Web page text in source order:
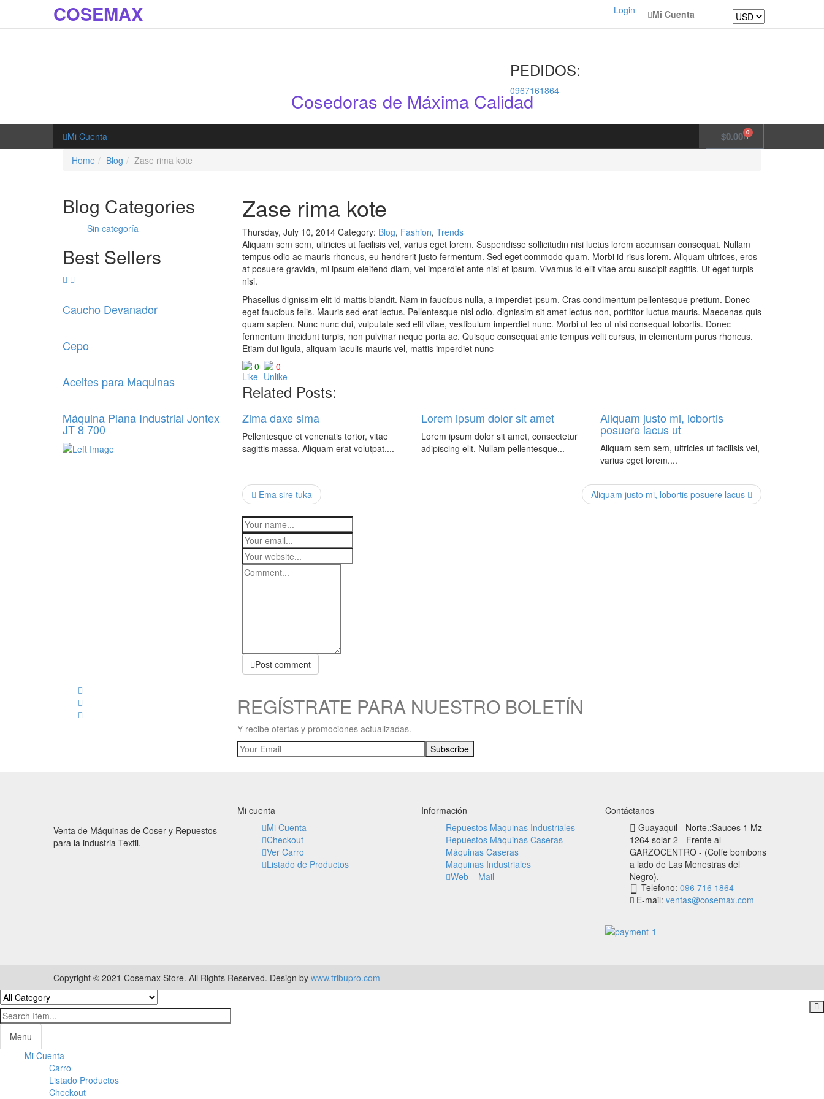
COSEMAX Login Mi Cuenta
PEDIDOS:
0967161864
Cosedoras de Máxima Calidad
Mi Cuenta $0.00 0
Home Blog Zase rima kote
Blog Categories
Sin categoría
Best Sellers
Caucho Devanador
Cepo
Aceites para Maquinas
Máquina Plana Industrial Jontex
JT 8 700
Zase rima kote
Thursday, July 10, 2014 Category: Blog, Fashion, Trends
Aliquam sem sem, ultricies ut facilisis vel, varius eget lorem. Suspendisse sollicitudin nisi luctus lorem accumsan consequat. Nullam
tempus odio ac mauris rhoncus, eu hendrerit justo fermentum. Sed eget commodo quam. Morbi id risus lorem. Aliquam ultrices, eros
at posuere gravida, mi ipsum eleifend diam, vel imperdiet ante nisi et ipsum. Vivamus id elit vitae arcu suscipit sagittis. Ut eget turpis
nisi.
Phasellus dignissim elit id mattis blandit. Nam in faucibus nulla, a imperdiet ipsum. Cras condimentum pellentesque pretium. Donec
eget faucibus felis. Mauris sed erat lectus. Pellentesque nisl odio, dignissim sit amet lectus non, porttitor luctus mauris. Maecenas quis
quam sapien. Nunc nunc dui, vulputate sed elit vitae, vestibulum imperdiet nunc. Morbi ut leo ut nisi consequat lobortis. Donec
fermentum tincidunt turpis, non pulvinar neque porta ac. Quisque consequat ante tempus velit cursus, in elementum purus rhoncus.
Etiam dui ligula, aliquam iaculis mauris vel, mattis imperdiet nunc
0
0
Related Posts:
Zima daxe sima
Pellentesque et venenatis tortor, vitae
sagittis massa. Aliquam erat volutpat....
Lorem ipsum dolor sit amet
Lorem ipsum dolor sit amet, consectetur
adipiscing elit. Nullam pellentesque...
Aliquam justo mi, lobortis
posuere lacus ut
Aliquam sem sem, ultricies ut facilisis vel,
varius eget lorem....
Ema sire tuka Aliquam justo mi, lobortis posuere lacus
Post comment
REGÍSTRATE PARA NUESTRO BOLETÍN
Y recibe ofertas y promociones actualizadas.
Venta de Máquinas de Coser y Repuestos
para la industria Textil.
Mi cuenta
Mi Cuenta
Checkout
Ver Carro
Listado de Productos
Información
Repuestos Maquinas Industriales
Repuestos Máquinas Caseras
Máquinas Caseras
Maquinas Industriales
Web – Mail
Contáctanos
Guayaquil - Norte.:Sauces 1 Mz
1264 solar 2 - Frente al
GARZOCENTRO - (Coffe bombons
a lado de Las Menestras del
Negro).
Telefono: 096 716 1864
E-mail: ventas@cosemax.com
Copyright © 2021 Cosemax Store. All Rights Reserved. Design by www.tribupro.com
Menu
Mi Cuenta
Carro
Listado Productos
Checkout